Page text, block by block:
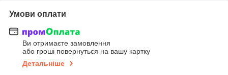
Умови оплати
Ви отримаєте замовлення
або гроші повернуться на вашу картку
Детальніше